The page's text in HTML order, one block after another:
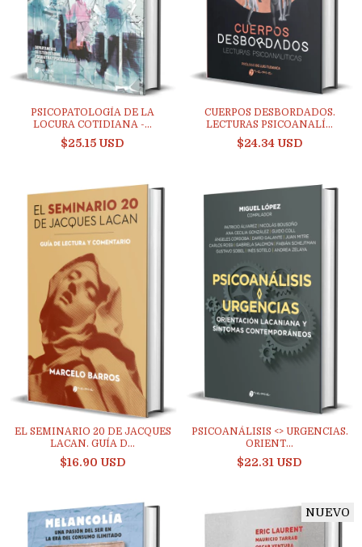
PSICOPATOLOGÍA DE LA
LOCURA COTIDIANA -...
$25.15 USD
CUERPOS DESBORDADOS.
LECTURAS PSICOANALÍ...
$24.34 USD
EL SEMINARIO 20 DE JACQUES
LACAN. GUÍA D...
$16.90 USD
PSICOANÁLISIS <> URGENCIAS.
ORIENT...
$22.31 USD
NUEVO